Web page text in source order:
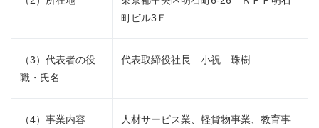
町ビル3Ｆ
（3）代表者の役
職・氏名
代表取締役社長 小祝 珠樹
（4）事業内容
人材サービス業、軽貨物事業、教育事